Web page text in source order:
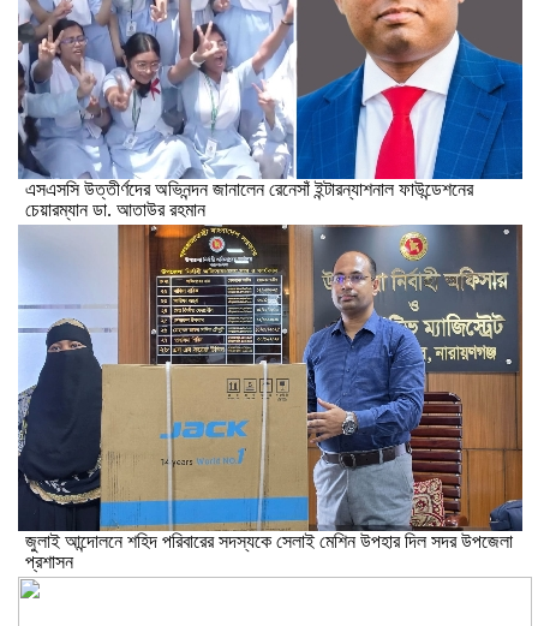
এসএসসি উত্তীর্ণদের অভিনন্দন জানালেন রেনেসাঁ ইন্টারন্যাশনাল ফাউন্ডেশনের
চেয়ারম্যান ডা. আতাউর রহমান
জুলাই আন্দোলনে শহিদ পরিবারের সদস্যকে সেলাই মেশিন উপহার দিল সদর উপজেলা
প্রশাসন